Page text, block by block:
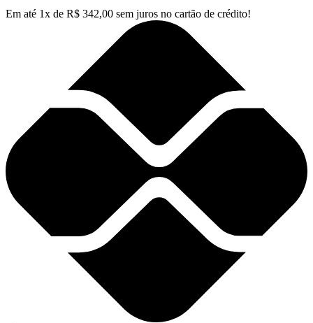
Em até 1x de R$ 342,00 sem juros no cartão de crédito!